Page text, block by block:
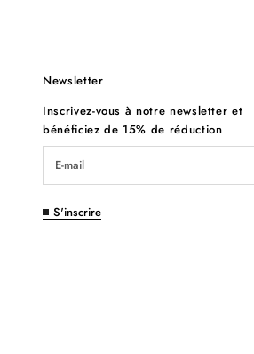
Newsletter
Inscrivez-vous à notre newsletter et
bénéficiez de 15% de réduction
S'inscrire